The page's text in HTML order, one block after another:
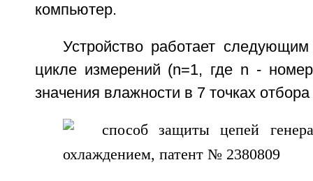
компьютер.
Устройство работает
цикле измерений (n=1, где n -
значения влажности в 7 точках